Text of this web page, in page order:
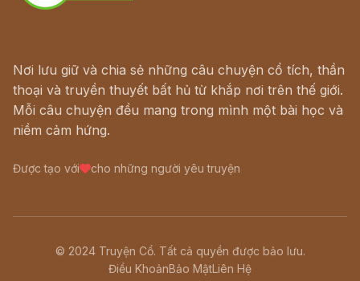
Nơi lưu giữ và chia sẻ những câu chuyện cổ tích, thần
thoại và truyền thuyết bất hủ từ khắp nơi trên thế giới.
Mỗi câu chuyện đều mang trong mình một bài học và
niềm cảm hứng.
Được tạo với cho những người yêu truyện
© 2024 Truyện Cổ. Tất cả quyền được bảo lưu.
Điều KhoảnBảo MậtLiên Hệ